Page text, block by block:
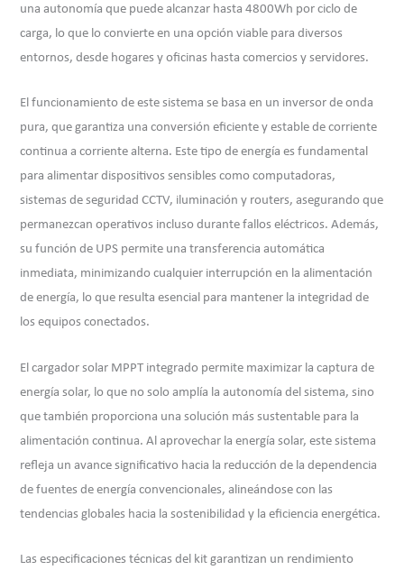
una autonomía que puede alcanzar hasta 4800Wh por ciclo de
carga, lo que lo convierte en una opción viable para diversos
entornos, desde hogares y oficinas hasta comercios y servidores.
El funcionamiento de este sistema se basa en un inversor de onda
pura, que garantiza una conversión eficiente y estable de corriente
continua a corriente alterna. Este tipo de energía es fundamental
para alimentar dispositivos sensibles como computadoras,
sistemas de seguridad CCTV, iluminación y routers, asegurando que
permanezcan operativos incluso durante fallos eléctricos. Además,
su función de UPS permite una transferencia automática
inmediata, minimizando cualquier interrupción en la alimentación
de energía, lo que resulta esencial para mantener la integridad de
los equipos conectados.
El cargador solar MPPT integrado permite maximizar la captura de
energía solar, lo que no solo amplía la autonomía del sistema, sino
que también proporciona una solución más sustentable para la
alimentación continua. Al aprovechar la energía solar, este sistema
refleja un avance significativo hacia la reducción de la dependencia
de fuentes de energía convencionales, alineándose con las
tendencias globales hacia la sostenibilidad y la eficiencia energética.
Las especificaciones técnicas del kit garantizan un rendimiento